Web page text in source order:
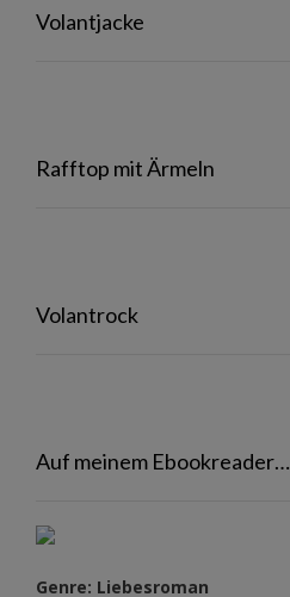
Volantjacke
Rafftop mit Ärmeln
Volantrock
Auf meinem Ebookreader…
Genre: Liebesroman